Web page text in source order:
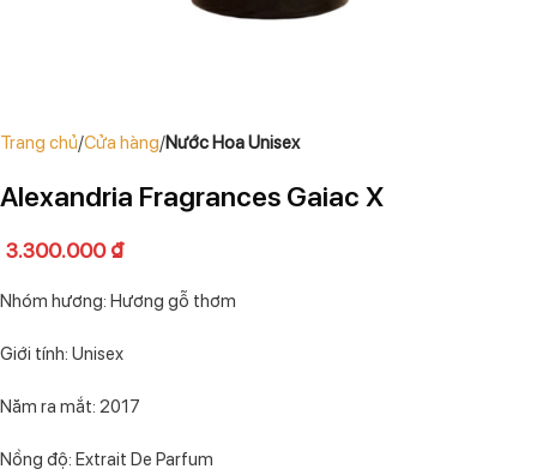
Trang chủ Cửa hàng Nước Hoa Unisex
Alexandria Fragrances Gaiac X
3.300.000₫
Nhóm hương: Hương gỗ thơm
Giới tính: Unisex
Năm ra mắt: 2017
Nồng độ: Extrait De Parfum